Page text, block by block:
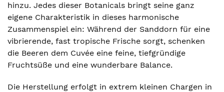
hinzu. Jedes dieser Botanicals bringt seine ganz
eigene Charakteristik in dieses harmonische
Zusammenspiel ein: Während der Sanddorn für eine
vibrierende, fast tropische Frische sorgt, schenken
die Beeren dem Cuvée eine feine, tiefgründige
Fruchtsüße und eine wunderbare Balance.
Die Herstellung erfolgt in extrem kleinen Chargen in